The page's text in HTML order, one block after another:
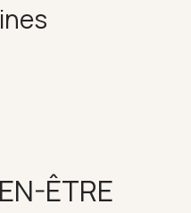
ÊTRE